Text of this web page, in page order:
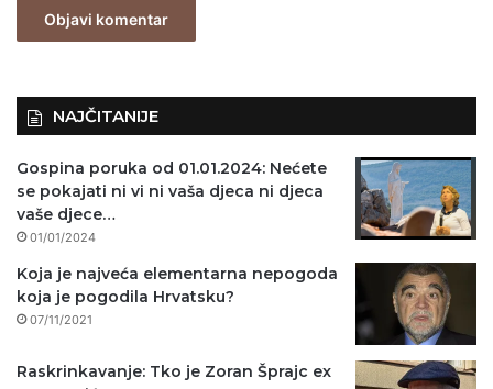
NAJČITANIJE
Gospina poruka od 01.01.2024: Nećete
se pokajati ni vi ni vaša djeca ni djeca
vaše djece…
01/01/2024
Koja je najveća elementarna nepogoda
koja je pogodila Hrvatsku?
07/11/2021
Raskrinkavanje: Tko je Zoran Šprajc ex